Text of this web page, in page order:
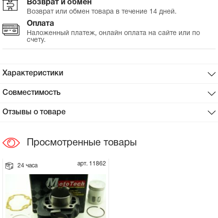
Сцепное устройство, шплинт
Прокладки на мотоблок
Глушитель на мотоблок
Элементы управления, тросики на
Возврат и обмен
Возврат или обмен товара в течение 14 дней.
Оплата
Наложенный платеж, онлайн оплата на сайте или по
счету.
Характеристики
Совместимость
Отзывы о товаре
Просмотренные товары
24 часа арт. 11862